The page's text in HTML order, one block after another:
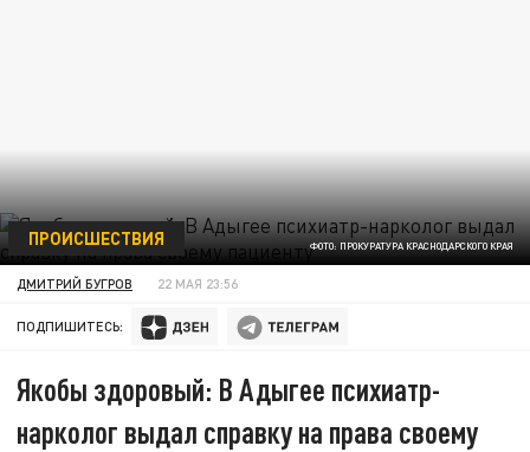
ФОТО: ПРОКУРАТУРА КРАСНОДАРСКОГО КРАЯ
ПРОИСШЕСТВИЯ
ДМИТРИЙ БУГРОВ 22 МАЯ 23:56
ПОДПИШИТЕСЬ:
Якобы здоровый: В Адыгее психиатр-
нарколог выдал справку на права своему